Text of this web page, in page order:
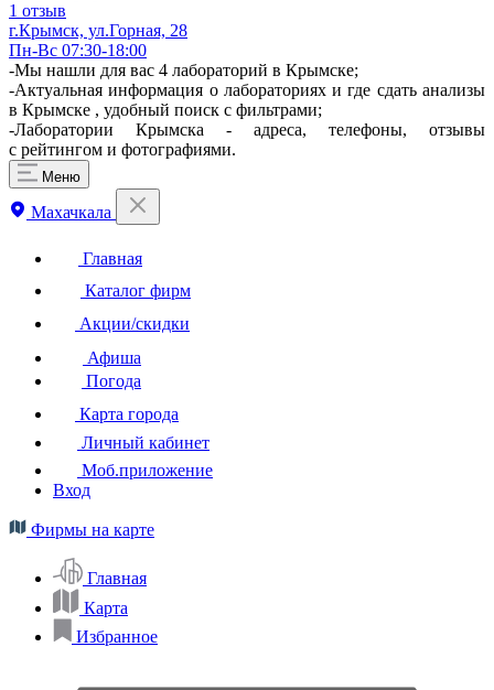
1 отзыв
г.Крымск, ул.Горная, 28
Пн-Вс 07:30-18:00
-Мы нашли для вас 4 лабораторий в Крымске;
-Актуальная информация о лабораториях и где сдать анализы
в Крымске , удобный поиск с фильтрами;
-Лаборатории Крымска - адреса, телефоны, отзывы
с рейтингом и фотографиями.
Меню
Махачкала
Главная
Каталог фирм
Акции/скидки
Афиша
Погода
Карта города
Личный кабинет
Моб.приложение
Вход
Фирмы на карте
Главная
Карта
Избранное